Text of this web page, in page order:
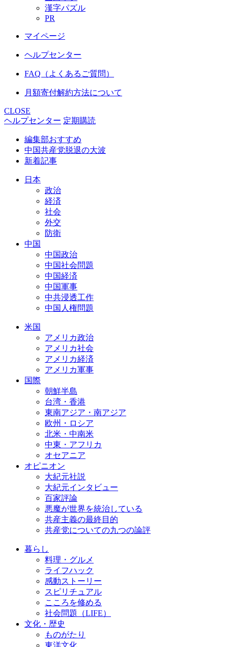
漢字パズル
PR
マイページ
ヘルプセンター
FAQ（よくあるご質問）
月額寄付解約方法について
CLOSE
ヘルプセンター 定期購読
編集部おすすめ
中国共産党脱退の大波
新着記事
日本
政治
経済
社会
外交
防衛
中国
中国政治
中国社会問題
中国経済
中国軍事
中共浸透工作
中国人権問題
米国
アメリカ政治
アメリカ社会
アメリカ経済
アメリカ軍事
国際
朝鮮半島
台湾・香港
東南アジア・南アジア
欧州・ロシア
北米・中南米
中東・アフリカ
オセアニア
オピニオン
大紀元社説
大紀元インタビュー
百家評論
悪魔が世界を統治している
共産主義の最終目的
共産党についての九つの論評
暮らし
料理・グルメ
ライフハック
感動ストーリー
スピリチュアル
こころを修める
社会問題（LIFE）
文化・歴史
ものがたり